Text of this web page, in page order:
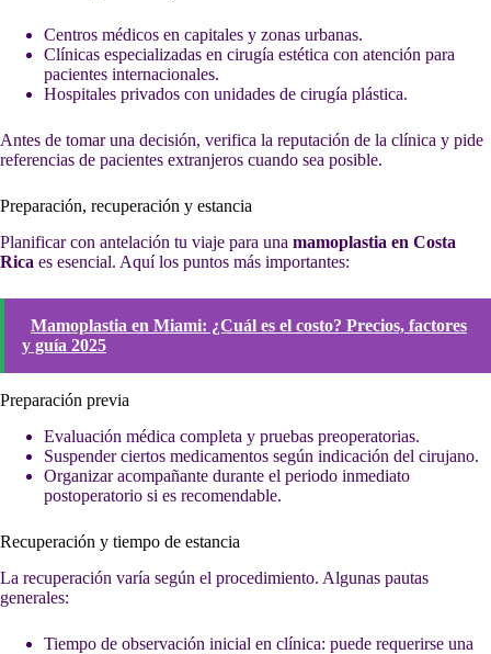
Centros médicos en capitales y zonas urbanas.
Clínicas especializadas en cirugía estética con atención para
pacientes internacionales.
Hospitales privados con unidades de cirugía plástica.
Antes de tomar una decisión, verifica la reputación de la clínica y pide
referencias de pacientes extranjeros cuando sea posible.
Preparación, recuperación y estancia
Planificar con antelación tu viaje para una mamoplastia en Costa
Rica es esencial. Aquí los puntos más importantes:
Mamoplastia en Miami: ¿Cuál es el costo? Precios, factores
y guía 2025
Preparación previa
Evaluación médica completa y pruebas preoperatorias.
Suspender ciertos medicamentos según indicación del cirujano.
Organizar acompañante durante el periodo inmediato
postoperatorio si es recomendable.
Recuperación y tiempo de estancia
La recuperación varía según el procedimiento. Algunas pautas
generales:
Tiempo de observación inicial en clínica: puede requerirse una